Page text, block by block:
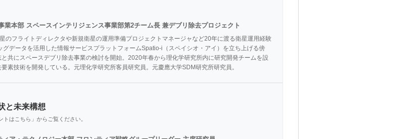
業本部 スペースインテリジェンス事業部第2チーム長 兼デブリ除去プロジェクト
のフライトディレクタや新規衛星の運用準備プロジェクトマネージャなど20年に渡る衛星運用経験
グデータを活用した情報サービスプラットフォームSpatio-i（スペイシオ・アイ）を立ち上げる傍
共にスペースデブリ除去事業の検討を開始。2020年春から理化学研究所内に研究開発チームを設
素技術を開発している。元理化学研究所客員研究員。元慶應大学SDM研究所研究員。
と未来構想
はこちら」からご覧ください。